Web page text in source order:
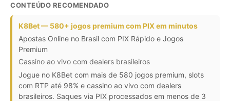
CONTEÚDO RECOMENDADO
K8Bet — 580+ jogos premium com PIX em minutos
Apostas Online no Brasil com PIX Rápido e Jogos
Premium
Cassino ao vivo com dealers brasileiros
Jogue no K8Bet com mais de 580 jogos premium, slots
com RTP até 98% e cassino ao vivo com dealers
brasileiros. Saques via PIX processados em menos de 3